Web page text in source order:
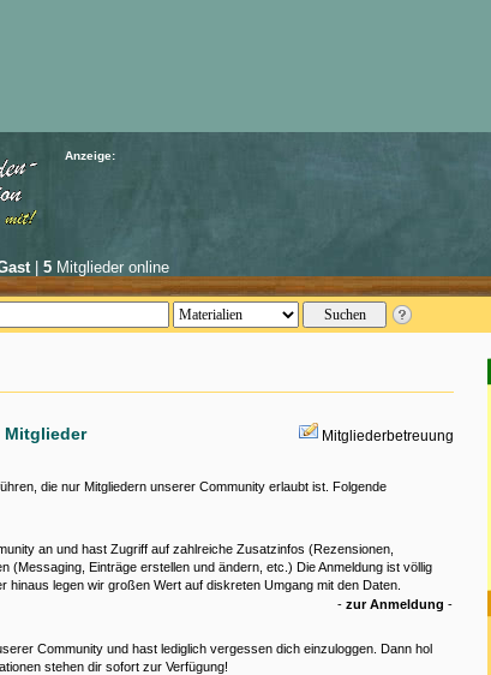
Anzeige:
| 5Mitglieder online
Mitglieder Mitgliederbetreuung
die nur Mitgliedern unserer Community erlaubt ist. Folgende
an und hast Zugriff auf zahlreiche Zusatzinfos (Rezensionen,
(Messaging, Einträge erstellen und ändern, etc.) Die Anmeldung ist völlig
hinaus legen wir großen Wert auf diskreten Umgang mit den Daten.
- zur Anmeldung -
Community und hast lediglich vergessen dich einzuloggen. Dann hol
stehen dir sofort zur Verfügung!